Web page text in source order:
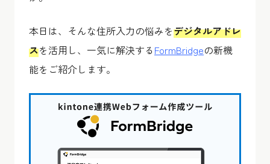
本日は、そんな住所入力の悩みをデジタルアドレ
スを活用し、一気に解決するFormBridgeの新機
能をご紹介します。